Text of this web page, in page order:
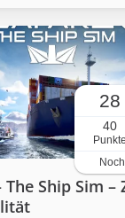
28
40
Punkte
Ship Sim